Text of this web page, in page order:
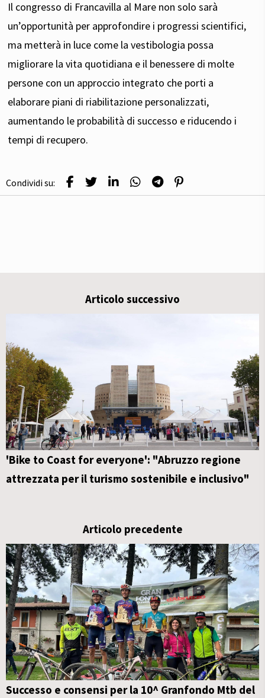
Il congresso di Francavilla al Mare non solo sarà
un’opportunità per approfondire i progressi scientifici,
ma metterà in luce come la vestibologia possa
migliorare la vita quotidiana e il benessere di molte
persone con un approccio integrato che porti a
elaborare piani di riabilitazione personalizzati,
aumentando le probabilità di successo e riducendo i
tempi di recupero.
Condividi su:
Articolo successivo
'Bike to Coast for everyone': "Abruzzo regione
attrezzata per il turismo sostenibile e inclusivo"
Articolo precedente
Successo e consensi per la 10^ Granfondo Mtb del